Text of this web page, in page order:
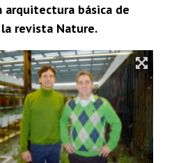
básica de
revista Nature.